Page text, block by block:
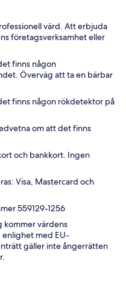
värd. Att erbjuda
företagsverksamhet eller
finns någon
Överväg att ta en bärbar
finns någon rökdetektor på
om att det finns
och bankkort. Ingen
Visa, Mastercard och
559129-1256
kommer värdens
med EU-
gäller inte ångerrätten